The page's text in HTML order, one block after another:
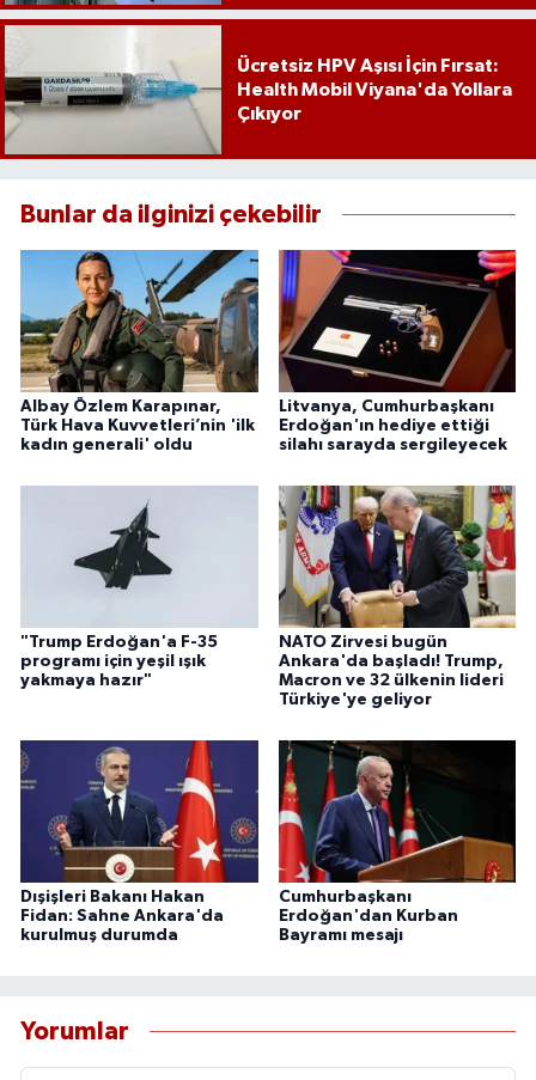
Ücretsiz HPV Aşısı İçin Fırsat:
Health Mobil Viyana'da Yollara
Çıkıyor
Bunlar da ilginizi çekebilir
Albay Özlem Karapınar,
Türk Hava Kuvvetleri’nin 'ilk
kadın generali' oldu
Litvanya, Cumhurbaşkanı
Erdoğan'ın hediye ettiği
silahı sarayda sergileyecek
"Trump Erdoğan'a F-35
programı için yeşil ışık
yakmaya hazır"
NATO Zirvesi bugün
Ankara'da başladı! Trump,
Macron ve 32 ülkenin lideri
Türkiye'ye geliyor
Dışişleri Bakanı Hakan
Fidan: Sahne Ankara'da
kurulmuş durumda
Cumhurbaşkanı
Erdoğan'dan Kurban
Bayramı mesajı
Yorumlar